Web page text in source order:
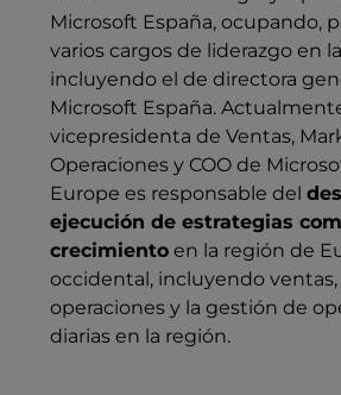
Microsoft España, ocupando,
varios cargos de liderazgo en
incluyendo el de directora
Microsoft España.
vicepresidenta de Ventas,
Operaciones y COO de
Europe es responsable del
ejecución de estrategias
crecimiento en la región de
occidental, incluyendo
operaciones y la gestión de
diarias en la región.